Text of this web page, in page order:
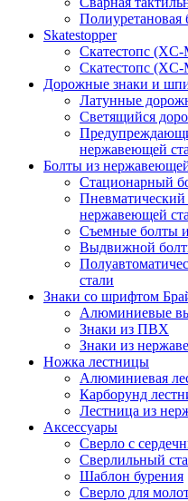
Полиуретановая
Skatestopper
Скатестопс
Скатестопс
Дорожные знаки и
Латунные
Светящийся
нержавеющей
Болты из
Стационарный
Пневматический
нержавеющей
Съемные болты
Выдвижной
стали
Знаки со шрифтом
Алюминиевые
Знаки из ПВХ
Знаки из
Ножка лестницы
Алюминиевая
Карборунд
Лестница из
Аксессуары
Сверло с
Сверлильный
Шаблон бурения
Сверло для